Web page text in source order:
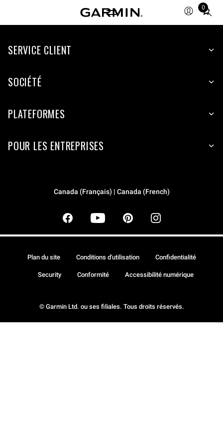
0
Total
items
cart:
SERVICE CLIENT
SOCIÉTÉ
PLATEFORMES
POUR LES ENTREPRISES
Canada (Français) | Canada (French)
© Garmin Ltd. ou ses filiales. Tous droits réservés.
Plan du site Conditions d'utilisation Confidentialité
Security Conformité Accessibilité numérique